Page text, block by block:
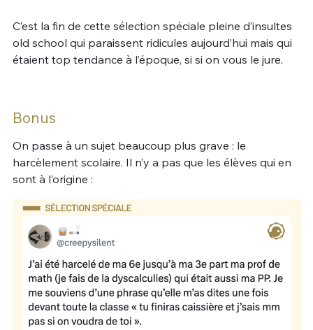
C’est la fin de cette sélection spéciale pleine d’insultes
old school qui paraissent ridicules aujourd’hui mais qui
étaient top tendance à l’époque, si si on vous le jure.
Bonus
On passe à un sujet beaucoup plus grave : le
harcèlement scolaire. Il n’y a pas que les élèves qui en
sont à l’origine :